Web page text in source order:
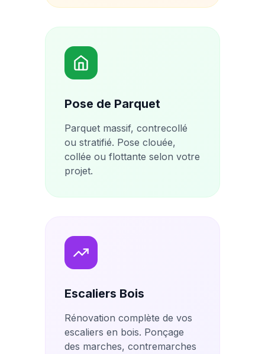
Pose de Parquet
Parquet massif, contrecollé
ou stratifié. Pose clouée,
collée ou flottante selon votre
projet.
Escaliers Bois
Rénovation complète de vos
escaliers en bois. Ponçage
des marches, contremarches